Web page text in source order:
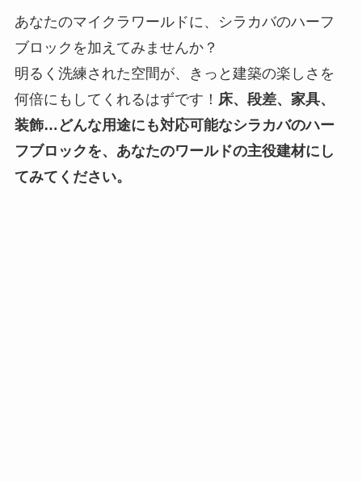
あなたのマイクラワールドに、シラカバのハーフ
ブロックを加えてみませんか？
明るく洗練された空間が、きっと建築の楽しさを
何倍にもしてくれるはずです！ 床、段差、家具、
装飾…どんな用途にも対応可能なシラカバのハー
フブロックを、あなたのワールドの主役建材にし
てみてください。